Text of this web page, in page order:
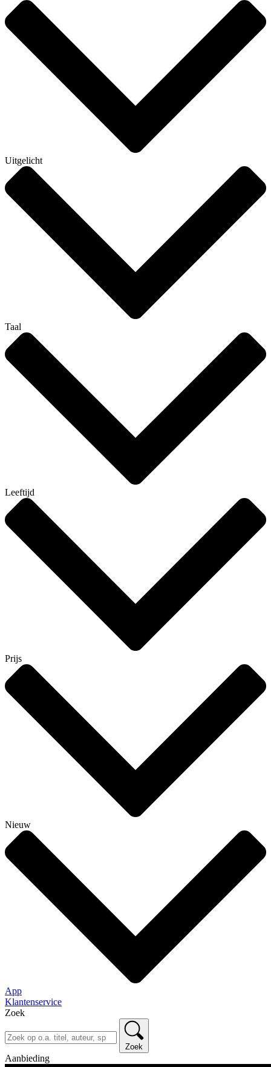
Uitgelicht
Taal
Leeftijd
Prijs
Nieuw
App
Klantenservice
Zoek
Zoek
Aanbieding